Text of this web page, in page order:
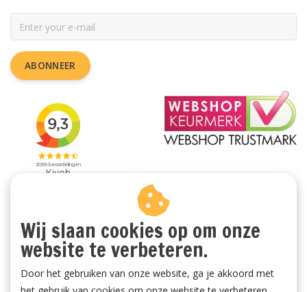
ABONNEER
Wij slaan cookies op om onze
website te verbeteren.
Door het gebruiken van onze website, ga je akkoord met